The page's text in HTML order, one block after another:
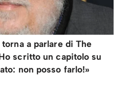
a parlare di The
scritto un capitolo su
non posso farlo!»